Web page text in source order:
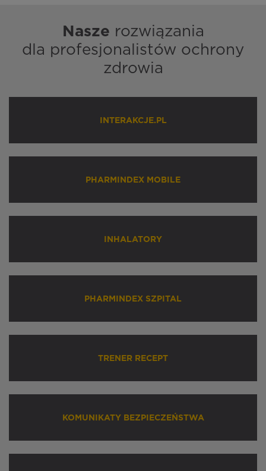
Nasze rozwiązania
dla profesjonalistów ochrony
zdrowia
INTERAKCJE.PL
PHARMINDEX MOBILE
INHALATORY
PHARMINDEX SZPITAL
TRENER RECEPT
KOMUNIKATY BEZPIECZEŃSTWA